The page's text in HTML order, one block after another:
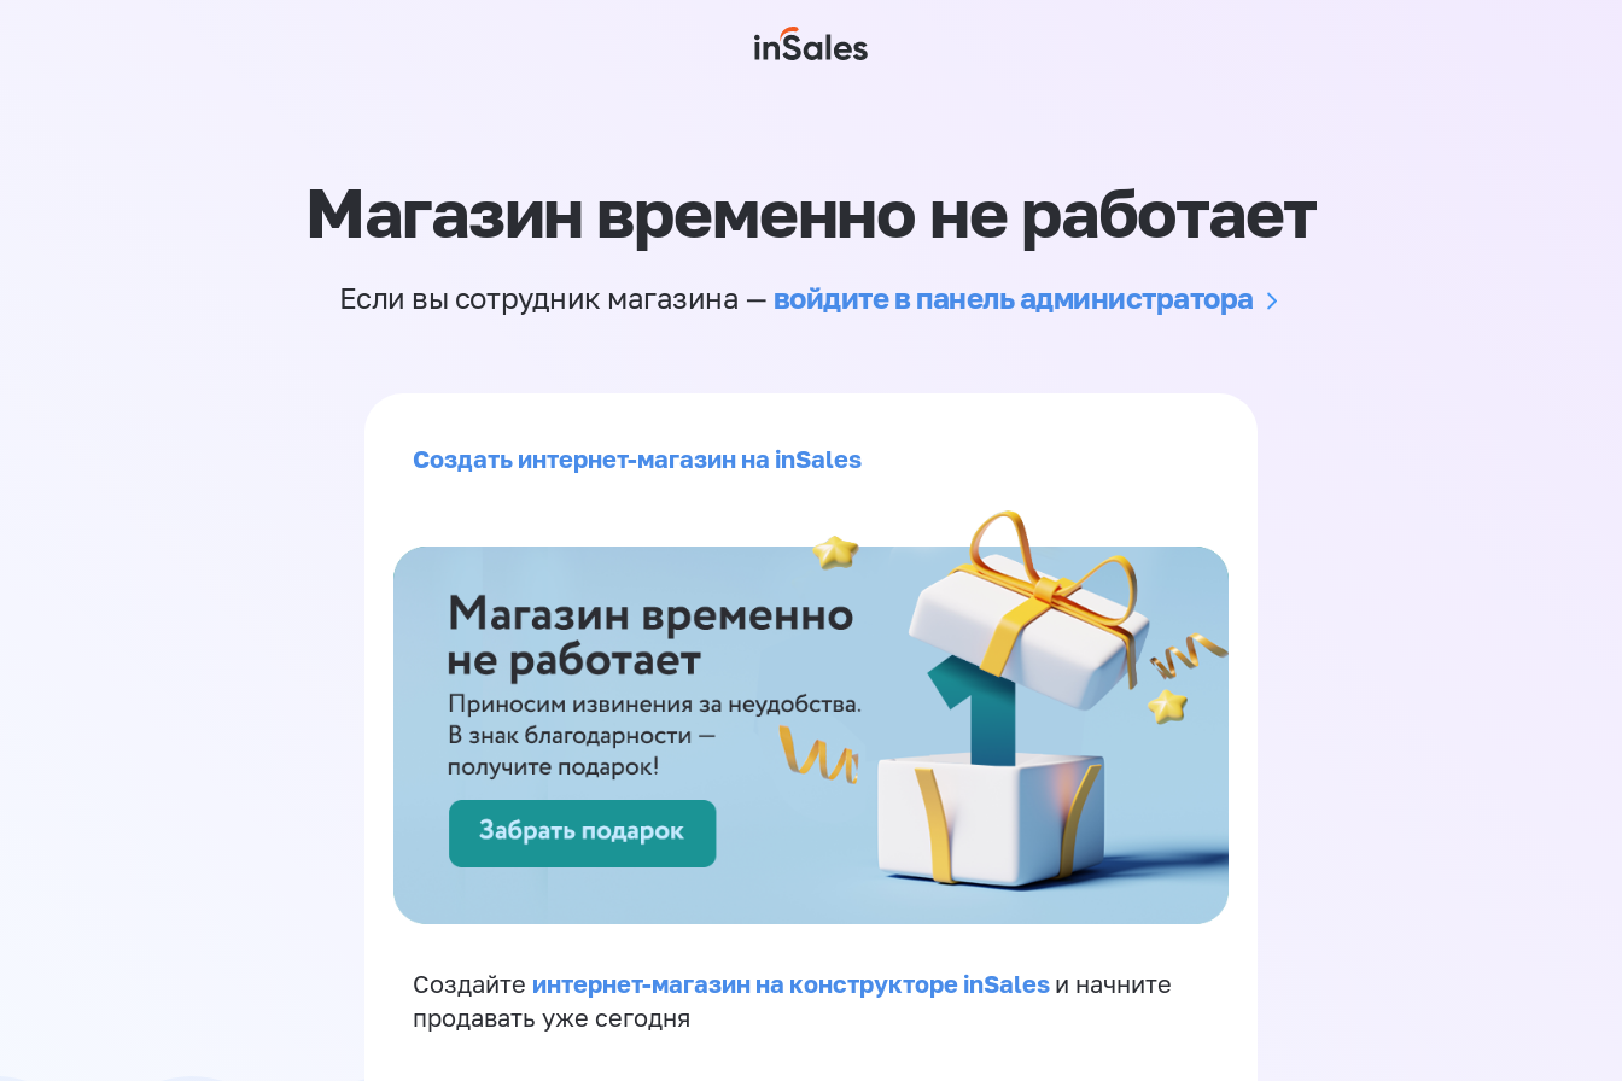
Магазин временно не работает
Если вы сотрудник магазина — войдите в панель администратора
Создать интернет-магазин на inSales
Создайте интернет-магазин на конструкторе inSales и начните
продавать уже сегодня